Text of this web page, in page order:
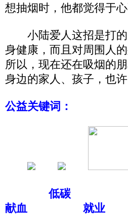
想抽烟时，他都觉得于心
小陆爱人这招是打的
身健康，而且对周围人
所以，现在还在吸烟的
身边的家人、孩子，也
公益关键词：
低碳
献血
就业